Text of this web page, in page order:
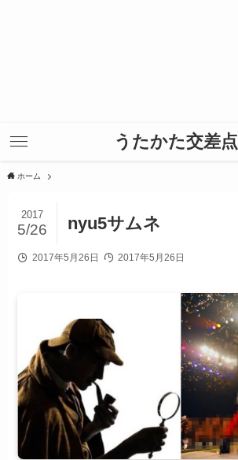
うたかた交差点
ホーム
nyu5サムネ
2017
5/26
2017年5月26日 2017年5月26日